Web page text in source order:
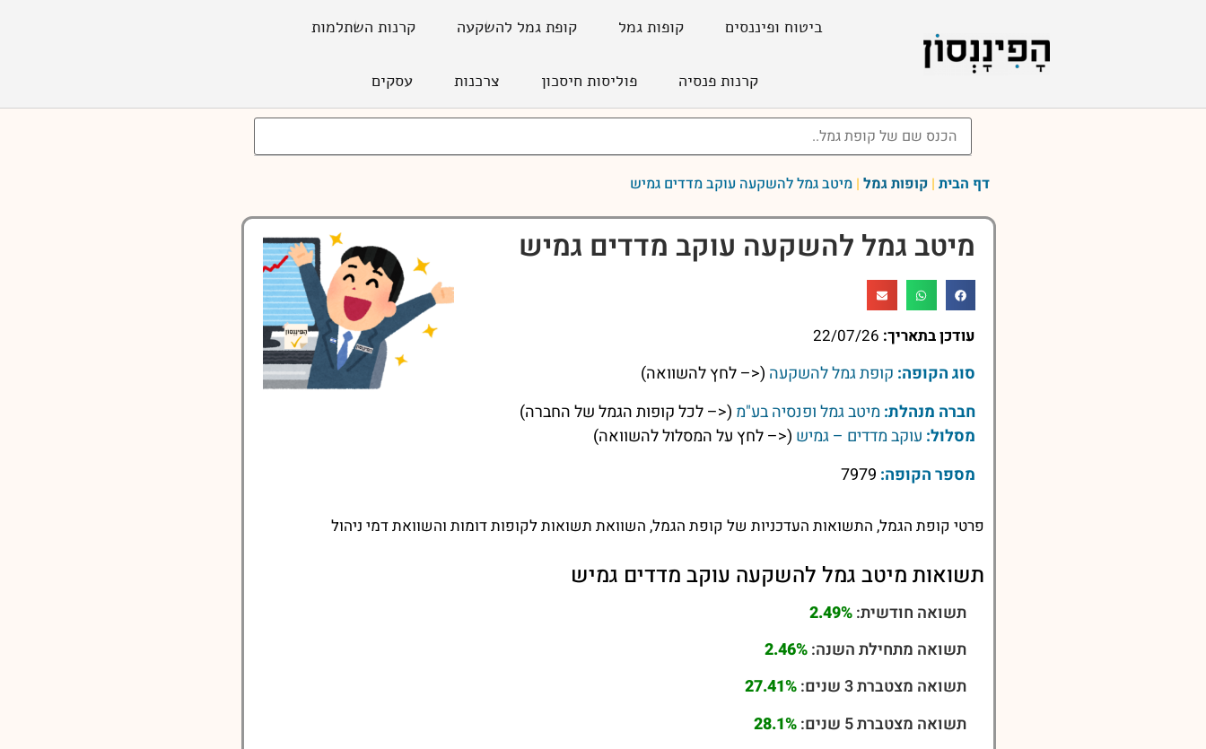
ביטוח ופיננסים קופות גמל קופת גמל להשקעה קרנות השתלמות
קרנות פנסיה פוליסות חיסכון צרכנות עסקים
דף הבית | קופות גמל | מיטב גמל להשקעה עוקב מדדים גמיש
מיטב גמל להשקעה עוקב מדדים גמיש
עודכן בתאריך: 22/07/26
סוג הקופה: קופת גמל להשקעה (<– לחץ להשוואה)
חברה מנהלת: מיטב גמל ופנסיה בע"מ (<– לכל קופות הגמל של החברה)
מסלול: עוקב מדדים – גמיש (<– לחץ על המסלול להשוואה)
מספר הקופה:
פרטי קופת הגמל, התשואות העדכניות של קופת הגמל, השוואת תשואות לקופות דומות והשוואת דמי ניהול
תשואות מיטב גמל להשקעה עוקב מדדים גמיש
תשואה חודשית:2.49%
תשואה מתחילת השנה:2.46%
תשואה מצטברת 3 שנים:
27.41%
תשואה מצטברת 5 שנים:
28.1%